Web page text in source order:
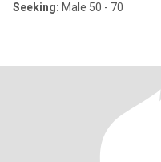
Seeking: Male 50 - 70